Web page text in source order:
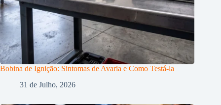
Bobina de Ignição: Sintomas de Avaria e Como Testá-la
31 de Julho, 2026